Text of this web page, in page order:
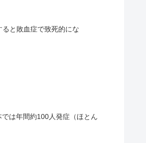
と敗血症で致死的にな
は年間約100人発症（ほとん